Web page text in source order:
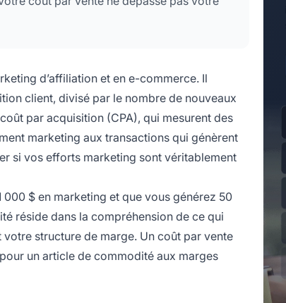
d’affiliation et en e-commerce. Il
client, divisé par le nombre de nouveaux
par acquisition (CPA), qui mesurent des
marketing aux transactions qui génèrent
si vos efforts marketing sont véritablement
$ en marketing et que vous générez 50
réside dans la compréhension de ce qui
structure de marge. Un coût par vente
un article de commodité aux marges